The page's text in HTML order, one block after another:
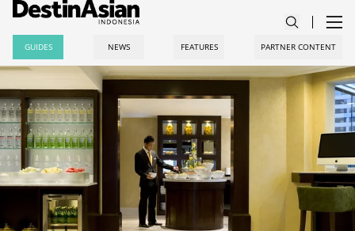
GUIDES NEWS FEATURES PARTNER CONTENT